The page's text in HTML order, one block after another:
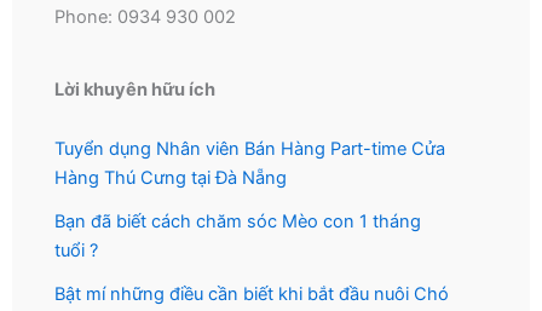
Phone: 0934 930 002
Lời khuyên hữu ích
Tuyển dụng Nhân viên Bán Hàng Part-time Cửa
Hàng Thú Cưng tại Đà Nẵng
Bạn đã biết cách chăm sóc Mèo con 1 tháng
tuổi ?
Bật mí những điều cần biết khi bắt đầu nuôi Chó